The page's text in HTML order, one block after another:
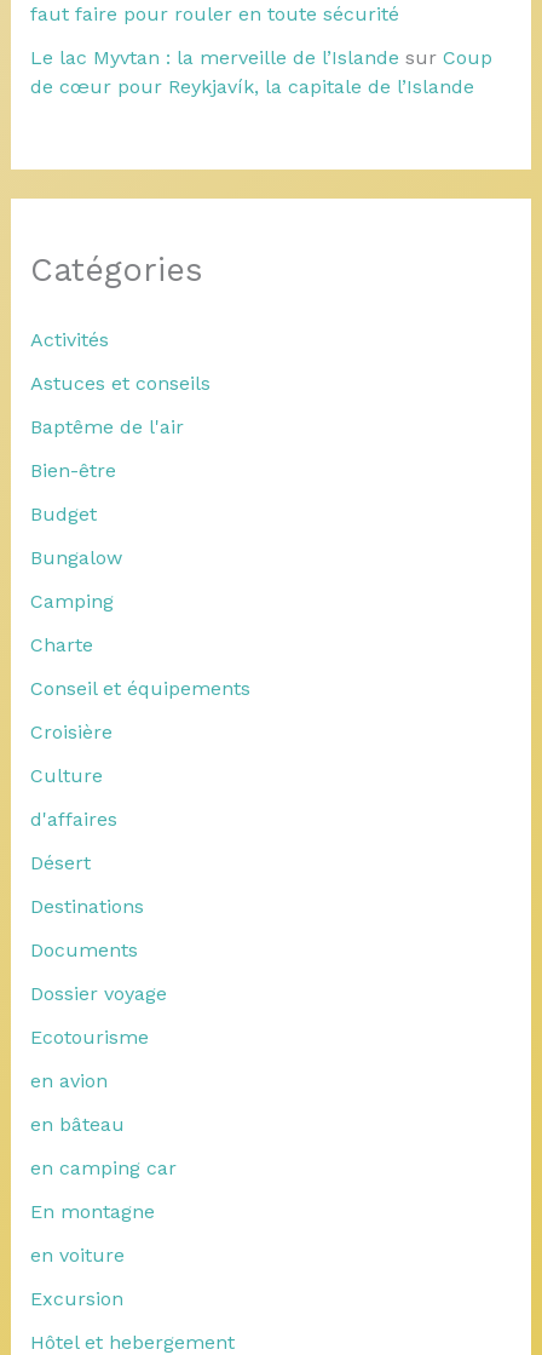
faut faire pour rouler en toute sécurité
Le lac Myvtan : la merveille de l’Islande sur Coup
de cœur pour Reykjavík, la capitale de l’Islande
Catégories
Activités
Astuces et conseils
Baptême de l'air
Bien-être
Budget
Bungalow
Camping
Charte
Conseil et équipements
Croisière
Culture
d'affaires
Désert
Destinations
Documents
Dossier voyage
Ecotourisme
en avion
en bâteau
en camping car
En montagne
en voiture
Excursion
Hôtel et hebergement